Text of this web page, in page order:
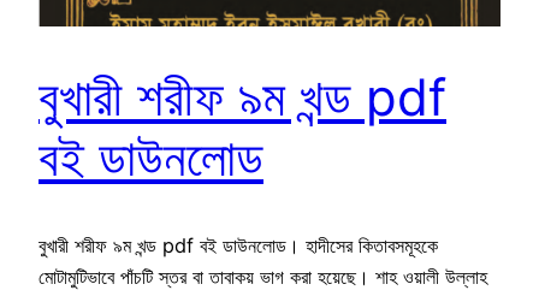
বুখারী শরীফ ৯ম খন্ড pdf
বই ডাউনলোড
বুখারী শরীফ ৯ম খন্ড pdf বই ডাউনলোড। হাদীসের কিতাবসমূহকে
মোটামুটিভাবে পাঁচটি স্তর বা তাবাকয় ভাগ করা হয়েছে। শাহ ওয়ালী উল্লাহ